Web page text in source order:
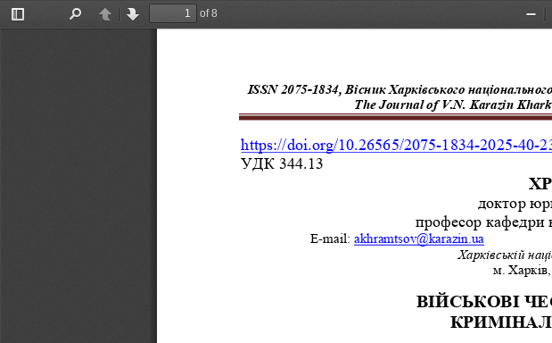
Toggle
PreviousNext
of 8
Zoom
ISSN 2075-1834, Вісник Харківського національного
The Journal of V.N. Karazin
https://doi.org/10.26565/2075-1834-2025-40-
УДК 344.13
доктор
професор кафедри
E-mail: akhramtsov@karazin .ua
Харківській
м.
ВІЙСЬКОВІ